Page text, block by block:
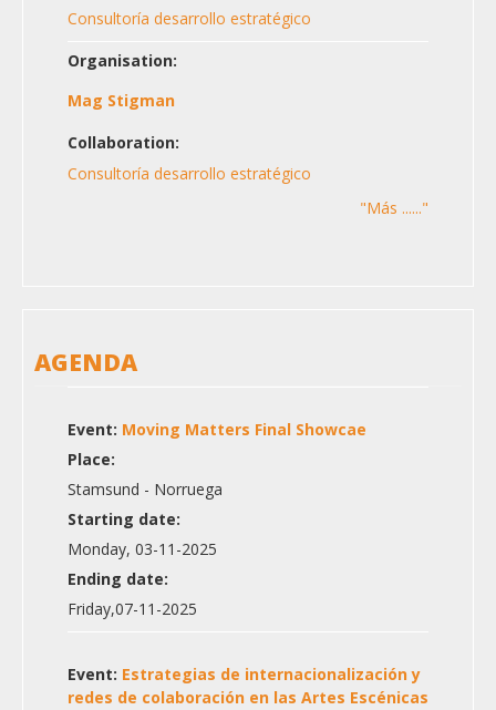
Consultoría desarrollo estratégico
Organisation:
Mag Stigman
Collaboration:
Consultoría desarrollo estratégico
"Más ......"
AGENDA
Event: Moving Matters Final Showcae
Place:
Stamsund - Norruega
Starting date:
Monday, 03-11-2025
Ending date:
Friday,07-11-2025
Event: Estrategias de internacionalización y
redes de colaboración en las Artes Escénicas